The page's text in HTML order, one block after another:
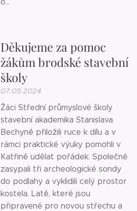
Děkujeme za pomoc
žákům brodské stavební
školy
07.05.2024
Žáci Střední průmyslové školy
stavební akademika Stanislava
Bechyně přiložili ruce k dílu a v
rámci praktické výuky pomohli v
Katřině udělat pořádek. Společně
zasypali tři archeologické sondy
do podlahy a vyklidili celý prostor
kostela. Latě, které jsou
připravené pro novou střechu a